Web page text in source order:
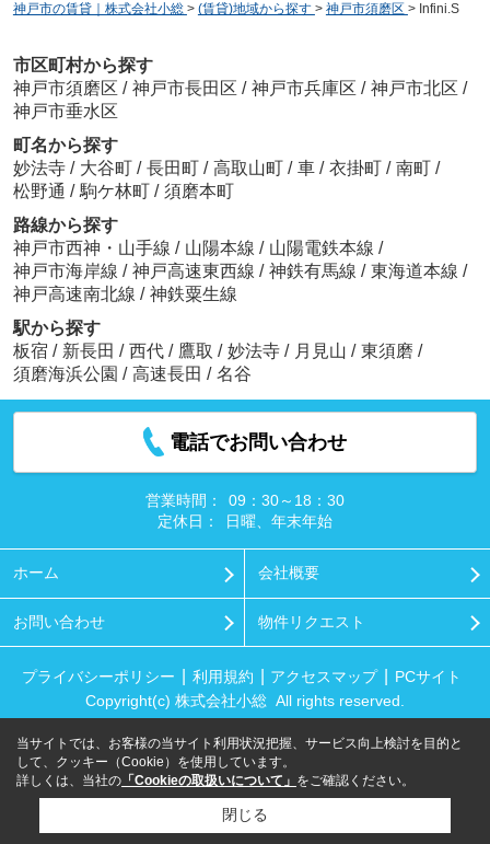
神戸市の賃貸｜株式会社小総 > (賃貸)地域から探す > 神戸市須磨区 > Infini.S
市区町村から探す
神戸市須磨区 / 神戸市長田区 / 神戸市兵庫区 / 神戸市北区 /
神戸市垂水区
町名から探す
妙法寺 / 大谷町 / 長田町 / 高取山町 / 車 / 衣掛町 / 南町 /
松野通 / 駒ケ林町 / 須磨本町
路線から探す
神戸市西神・山手線 / 山陽本線 / 山陽電鉄本線 /
神戸市海岸線 / 神戸高速東西線 / 神鉄有馬線 / 東海道本線 /
神戸高速南北線 / 神鉄粟生線
駅から探す
板宿 / 新長田 / 西代 / 鷹取 / 妙法寺 / 月見山 / 東須磨 /
須磨海浜公園 / 高速長田 / 名谷
電話でお問い合わせ
営業時間：
09：30～18：30
定休日：
日曜、年末年始
ホーム 会社概要
お問い合わせ 物件リクエスト
プライバシーポリシー 利用規約 アクセスマップ
PCサイト
Copyright(c) 株式会社小総 All rights reserved.
当サイトでは、お客様の当サイト利用状況把握、サービス向上検討を目的と
して、クッキー（Cookie）を使用しています。
詳しくは、当社の 「Cookieの取扱いについて」 をご確認ください。
閉じる